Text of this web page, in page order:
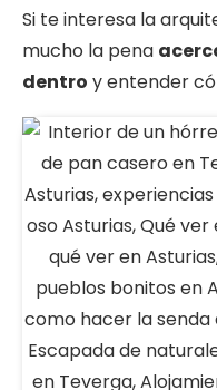
Si te interesa la
mucho la pena
dentro y entender